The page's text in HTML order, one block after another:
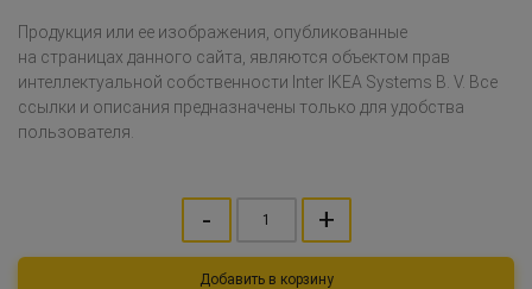
Продукция или ее изображения, опубликованные
на страницах данного сайта, являются объектом прав
интеллектуальной собственности Inter IKEA Systems B. V. Все
ссылки и описания предназначены только для удобства
пользователя.
- +
Добавить в корзину